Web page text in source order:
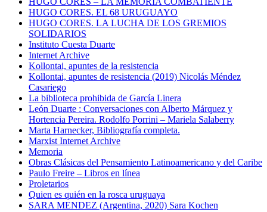
HUGO CORES. EL 68 URUGUAYO
HUGO CORES. LA LUCHA DE LOS GREMIOS
SOLIDARIOS
Instituto Cuesta Duarte
Internet Archive
Kollontai, apuntes de la resistencia
Kollontai, apuntes de resistencia (2019) Nicolás Méndez
Casariego
La biblioteca prohibida de García Linera
León Duarte : Conversaciones con Alberto Márquez y
Hortencia Pereira. Rodolfo Porrini – Mariela Salaberry
Marta Harnecker, Bibliografía completa.
Marxist Internet Archive
Memoria
Obras Clásicas del Pensamiento Latinoamericano y del Caribe
Paulo Freire – Libros en línea
Proletarios
Quien es quién en la rosca uruguaya
SARA MENDEZ (Argentina, 2020) Sara Kochen